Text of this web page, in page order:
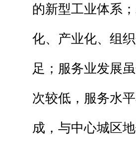
的新型工业体系
化、产业化、组
足；服务业发展
次较低，服务水
成，与中心城区